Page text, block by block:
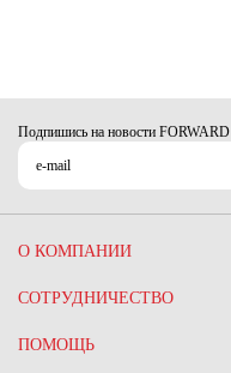
Подпишись на новости FORWARD
О КОМПАНИИ
СОТРУДНИЧЕСТВО
ПОМОЩЬ